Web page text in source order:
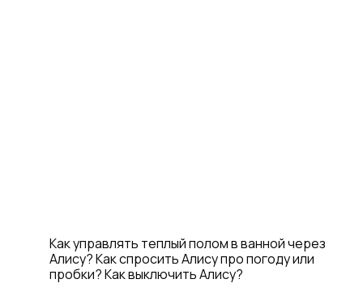
Как управлять теплый полом в ванной через
Алису? Как спросить Алису про погоду или
пробки? Как выключить Алису?